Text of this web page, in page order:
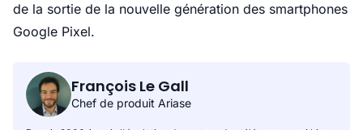
de la sortie de la nouvelle génération des smartphones
Google Pixel.
François Le Gall
Chef de produit Ariase